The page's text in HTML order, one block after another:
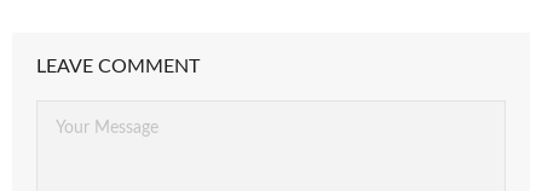
LEAVE COMMENT